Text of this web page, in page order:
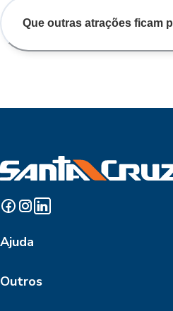
Que outras atrações ficam
Ajuda
Outros